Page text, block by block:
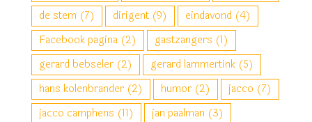
de stem (7) dirigent (9) eindavond (4)
Facebook pagina (2) gastzangers (1)
gerard bebseler (2) gerard lammertink (5)
hans kolenbrander (2) humor (2) jacco (7)
jacco camphens (11) jan paalman (3)